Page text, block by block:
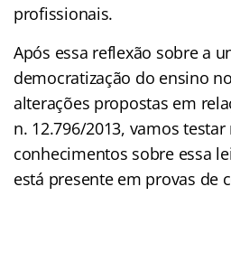
profissionais.
Após essa reflexão sobre a
democratização do ensino
alterações propostas em
n. 12.796/2013, vamos testar
conhecimentos sobre essa
está presente em provas de